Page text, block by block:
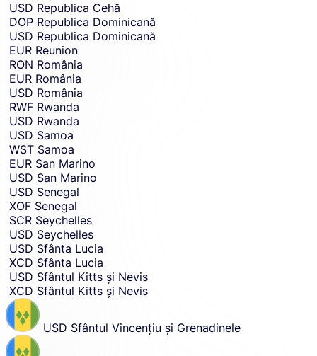
USD Republica Cehă
DOP Republica Dominicană
USD Republica Dominicană
EUR Reunion
RON România
EUR România
USD România
RWF Rwanda
USD Rwanda
USD Samoa
WST Samoa
EUR San Marino
USD San Marino
USD Senegal
XOF Senegal
SCR Seychelles
USD Seychelles
USD Sfânta Lucia
XCD Sfânta Lucia
USD Sfântul Kitts și Nevis
XCD Sfântul Kitts și Nevis
USD Sfântul Vincențiu și Grenadinele